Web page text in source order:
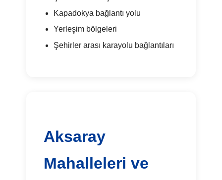
Kapadokya bağlantı yolu
Yerleşim bölgeleri
Şehirler arası karayolu bağlantıları
Aksaray
Mahalleleri ve